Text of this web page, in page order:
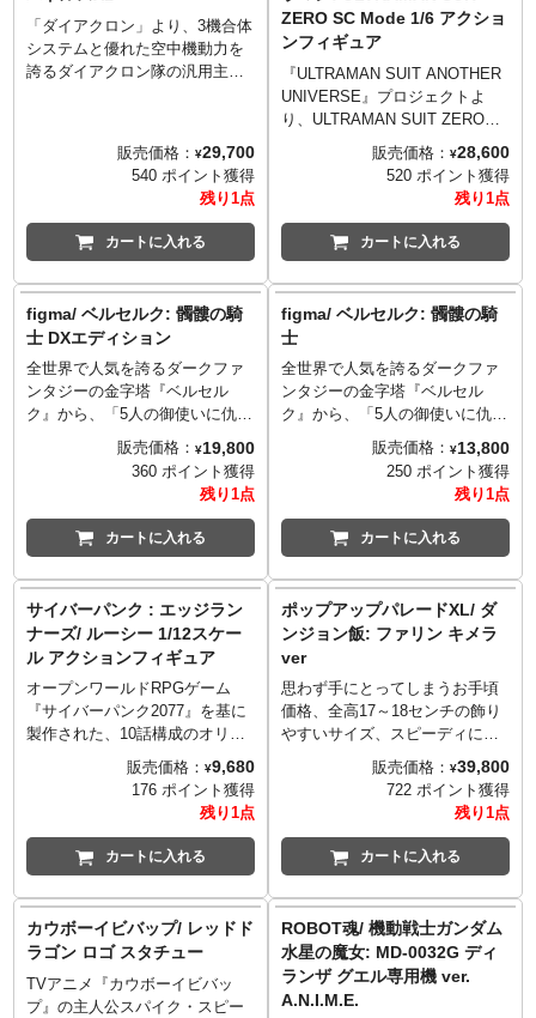
©和月伸宏／集英社・「るろう
に剣心 －明治剣客浪漫譚－ 京都
動乱」製作委員会
しつつ、さらに2体の「シンメト
リカルドッキング」の再現！可
動と見栄え再現用にディテール
アップパーツが付属するほか、
大型武器の「イレイザーヘッ
「ダイアクロン」より、3機合体
システムと優れた空中機動力を
誇るダイアクロン隊の汎用主力
を踏襲し多彩な合体バリエーシ
ョンやギアレーションによる頭
部ユニットの展開等が可能。さ
らにマシン単体でのモードチェ
ンジ機構、様々な既存製品とク
ャノン・ソード・シールドで構
成されたカスタマイズ可能な合
体武器なども搭載。
© ＴＯＭＹ
販売価格： ¥29,700
540 ポイント獲得
残り1点
カートに入れる
ZERO SC Mode 1/6 アクショ
ンフィギュア
『ULTRAMAN SUIT ANOTHER
UNIVERSE』プロジェクトよ
り、ULTRAMAN SUIT ZEROの
バリエーション「SCモード」が
フィグゼロシリーズに参戦！時
空界面に突入する際の特殊コー
ティングの色を再現した、メタ
リックレッドを基調とした塗装
が施され、さらにthreezeroオリ
動ポイントを有するフル可動フ
ィギュア。精密な塗装が施さ
れ、素材の一部に亜鉛合金ダイ
キャストおよび金属パーツを使
用。両目および胸のカラータイ
マーにはLEDによる発光機能を
搭載しています。新たなオリジ
ナル装備として「ZEROセプタ
ーランス」も付属し、ZEROセ
プターランスは分離することで
杖状の武器「ZEROセプター」
ダガー」に変化可能。さらに
「ZEROダガー」の刃パーツは
別売りの「フィグゼロ 1/6
ULTRAMAN SUIT ZERO LM
Mode」に付属のシールド
「ZEROディフェンダー」の上
部もしくは下部にも接続可能で
ZEROセプターランス
（「ZEROセプター」と「ZERO
ダガー」に組み換え可能）×1
交換式の手首パーツ×4対（拳×1
ポーズの手×1対、武器保持用の
手×1対）
■目および胸のカラータイマーに
LED発光機能搭載・電池別売り
（要AG1電池×4）
販売価格： ¥28,600
520 ポイント獲得
残り1点
カートに入れる
figma/ ベルセルク: 髑髏の騎
士 DXエディション
全世界で人気を誇るダークファ
ンタジーの金字塔『ベルセル
ク』から、「5人の御使いに仇成
す者」と自称し1000年間に渡り
ゴッド・ハンドや使徒と敵対し
ている謎多き剣士「髑髏の騎
士」が、人気のアクションフィ
ギュアシリーズfigmaから登場で
す。その細部までの造形はもち
プションパーツとして「剣」
「盾」「喚び水の剣」が付属。
こちらは愛馬も付属したDXエデ
ィション。
販売価格： ¥19,800
360 ポイント獲得
残り1点
カートに入れる
figma/ ベルセルク: 髑髏の騎
士
全世界で人気を誇るダークファ
ンタジーの金字塔『ベルセル
ク』から、「5人の御使いに仇成
す者」と自称し1000年間に渡り
ゴッド・ハンドや使徒と敵対し
ている謎多き剣士「髑髏の騎
士」が、人気のアクションフィ
ギュアシリーズfigmaから登場で
す。その細部までの造形はもち
ダワリを感じるアイテムに。オ
プションパーツとして「剣」
「盾」が付属。
©三浦建太郎・スタジオ我画／
白泉社
販売価格： ¥13,800
250 ポイント獲得
残り1点
カートに入れる
サイバーパンク : エッジラン
ナーズ/ ルーシー 1/12スケー
ル アクションフィギュア
オープンワールドRPGゲーム
『サイバーパンク2077』を基に
製作された、10話構成のオリジ
ナルアニメーションシリーズ
『サイバーパンク エッジランナ
ーズ』。ヒロインであるルーシ
ーがジャダトイズの1/12スケー
ルフィギュアとして登場です。
20ヶ所以上の可動ポイントでフ
ァブリック素材の衣装でよりリ
アリティを感じることが出来ま
す。今後のシリーズ化にも注目
なアイテムです。
付属品:
着脱可能布製ジャケット
販売価格： ¥9,680
176 ポイント獲得
残り1点
カートに入れる
ポップアップパレードXL/ ダ
ンジョン飯: ファリン キメラ
ver
思わず手にとってしまうお手頃
価格、全高17～18センチの飾り
やすいサイズ、スピーディにお
届けなど、フィギュアファンに
やさしいカタチを追求したフィ
ギュアシリーズ「POP UP
PARADE」。さらに「新しいシ
ゲキ」を「サイズ」として提案
する巨大な「POP UP PARADE
XL」。
TVアニメ『ダンジョン飯』か
ら、兄のライオスとともに迷宮
を探索する魔術師ファリンがキ
メラ化した姿、通称「ファリゴ
ン」がフィギュア化です。XL史
販売価格： ¥39,800
722 ポイント獲得
残り1点
カートに入れる
カウボーイビバップ/ レッドド
ラゴン ロゴ スタチュー
TVアニメ『カウボーイビバッ
プ』の主人公スパイク・スピー
ROBOT魂/ 機動戦士ガンダム
水星の魔女: MD-0032G ディ
ランザ グエル専用機 ver.
A.N.I.M.E.